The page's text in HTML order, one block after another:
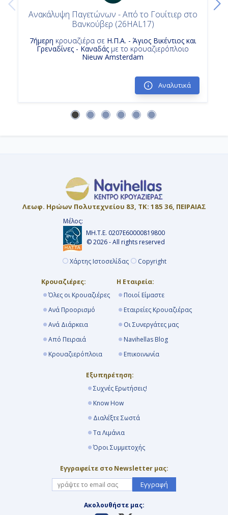
Κρουαζιερα Τζουνο Αλασκα
7ημερη Κρουαζιερα
Ανακάλυψη Παγετώνων - Από το Γουίτιερ στο
Βανκούβερ (26HAL17)
7ήμερη κρουαζιέρα σε Η.Π.Α. - Άγιος Βικέντιος και
Γρεναδίνες - Καναδάς με το κρουαζιερόπλοιο
Nieuw Amsterdam
Αναλυτικά
Λεωφ. Ηρώων Πολυτεχνείου 83, ΤΚ: 185 36, ΠΕΙΡΑΙΑΣ
Μέλος:
ΜΗ.Τ.Ε. 0207Ε60000819800
© 2026 - All rights reserved
Χάρτης Ιστοσελίδας Copyright
Κρουαζιέρες:
Όλες οι Κρουαζιέρες
Ανά Προορισμό
Ανά Διάρκεια
Από Πειραιά
Κρουαζιερόπλοια
Η Εταιρεία:
Ποιοί Είμαστε
Εταιρείες Κρουαζιέρας
Οι Συνεργάτες μας
Navihellas Blog
Επικοινωνία
Εξυπηρέτηση:
Συχνές Ερωτήσεις!
Know How
Διαλέξτε Σωστά
Τα Λιμάνια
Όροι Συμμετοχής
Εγγραφείτε στο Newsletter μας:
Εγγραφή
Ακολουθήστε μας: